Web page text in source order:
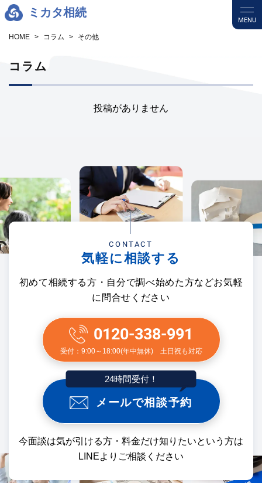
ミカタ相続
MENU
HOME コラム その他
コラム
投稿がありません
CONTACT
気軽に相談する
初めて相続する方・自分で調べ始めた方などお気軽
に問合せください
0120-338-991
受付：9:00～18:00(年中無休) 土日祝も対応
24時間受付！
メールで相談予約
今面談は気が引ける方・料金だけ知りたいという方は
LINEよりご相談ください